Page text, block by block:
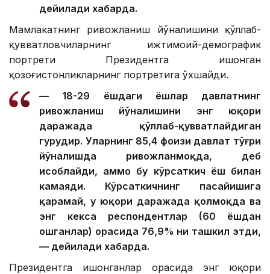
дейилади хабарда.
Мамлакатнинг ривожланиш йўналишини қўллаб-
қувватловчиларнинг ижтимоий-демографик
портрети Президентга ишонган
қозоғистонликларнинг портретига ўхшайди.
— 18-29 ёшдаги ёшлар давлатнинг
ривожланиш йўналишини энг юқори
даражада қўллаб-қувватлайдиган
гуруҳдир. Уларнинг 85,4 фоизи давлат тўғри
йўналишда ривожланмоқда, деб
ҳисоблайди, аммо бу кўрсаткич ёш билан
камаяди. Кўрсаткичнинг пасайишига
қарамай, у юқори даражада қолмоқда ва
энг кекса респондентлар (60 ёшдан
ошганлар) орасида 76,9% ни ташкил этди,
— дейилади хабарда.
Президентга ишонганлар орасида энг юқори